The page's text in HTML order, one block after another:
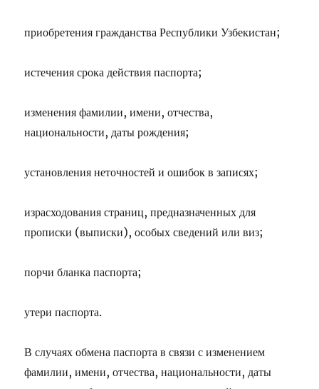
приобретения гражданства Республики Узбекистан;
истечения срока действия паспорта;
изменения фамилии, имени, отчества,
национальности, даты рождения;
установления неточностей и ошибок в записях;
израсходования страниц, предназначенных для
прописки (выписки), особых сведений или виз;
порчи бланка паспорта;
утери паспорта.
В случаях обмена паспорта в связи с изменением
фамилии, имени, отчества, национальности, даты